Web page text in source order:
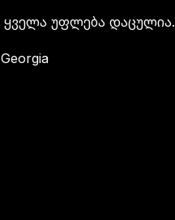
ყველა უფლება დაცულია.
Georgia